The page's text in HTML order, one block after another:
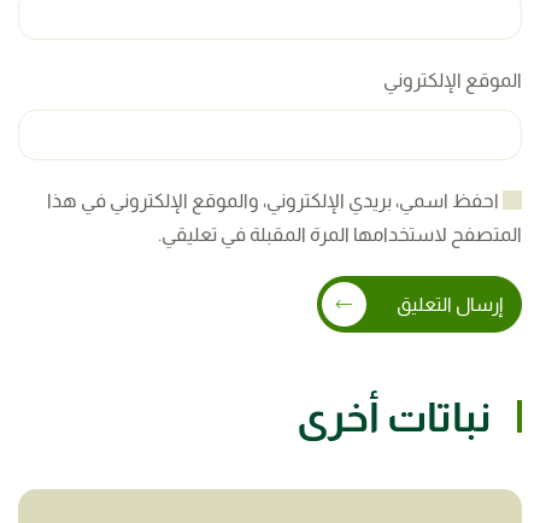
الموقع الإلكتروني
احفظ اسمي، بريدي الإلكتروني، والموقع الإلكتروني في هذا
المتصفح لاستخدامها المرة المقبلة في تعليقي.
إرسال التعليق
نباتات أخرى